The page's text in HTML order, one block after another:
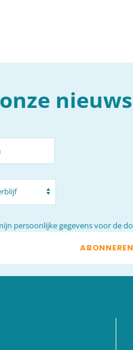
persoonlijke gegevens voor de
ABONNEREN